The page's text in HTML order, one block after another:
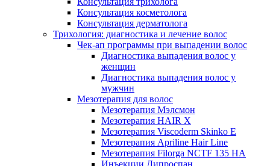
Консультация косметолога
Консультация дерматолога
Трихология: диагностика и лечение волос
Чек-ап программы при выпадении волос
Диагностика выпадения волос у
женщин
Диагностика выпадения волос у
мужчин
Мезотерапия для волос
Мезотерапия Мэлсмон
Мезотерапия HAIR X
Мезотерапия Viscoderm Skinko E
Мезотерапия Apriline Hair Line
Мезотерапия Filorga NCTF 135 HA
Инъекции Дипроспан